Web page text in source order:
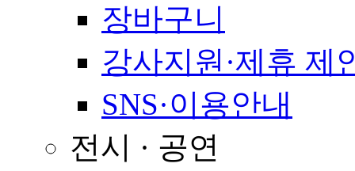
장바구니
강사지원·제휴 제
SNS·이용안내
전시 · 공연